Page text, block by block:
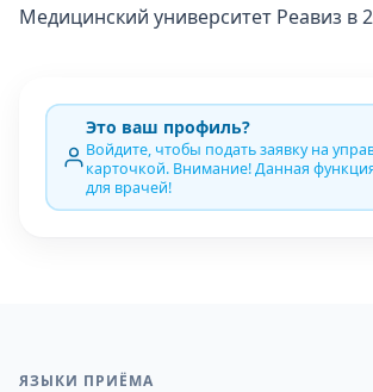
Медицинский университет Реавиз в
Это ваш профиль?
Войдите, чтобы подать заявку на
карточкой. Внимание! Данная
для врачей!
ЯЗЫКИ ПРИЁМА